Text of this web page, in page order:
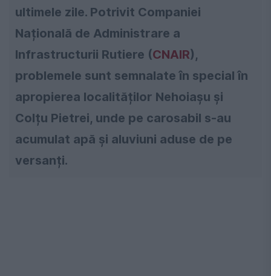
ultimele zile. Potrivit Companiei
Națională de Administrare a
Infrastructurii Rutiere (CNAIR),
problemele sunt semnalate în special în
apropierea localităților Nehoiașu și
Colțu Pietrei, unde pe carosabil s-au
acumulat apă și aluviuni aduse de pe
versanți.